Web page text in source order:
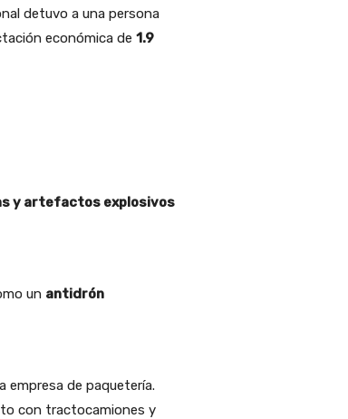
detuvo a una persona
económica de 1.9
y artefactos explosivos
un antidrón
empresa de paquetería.
con tractocamiones y